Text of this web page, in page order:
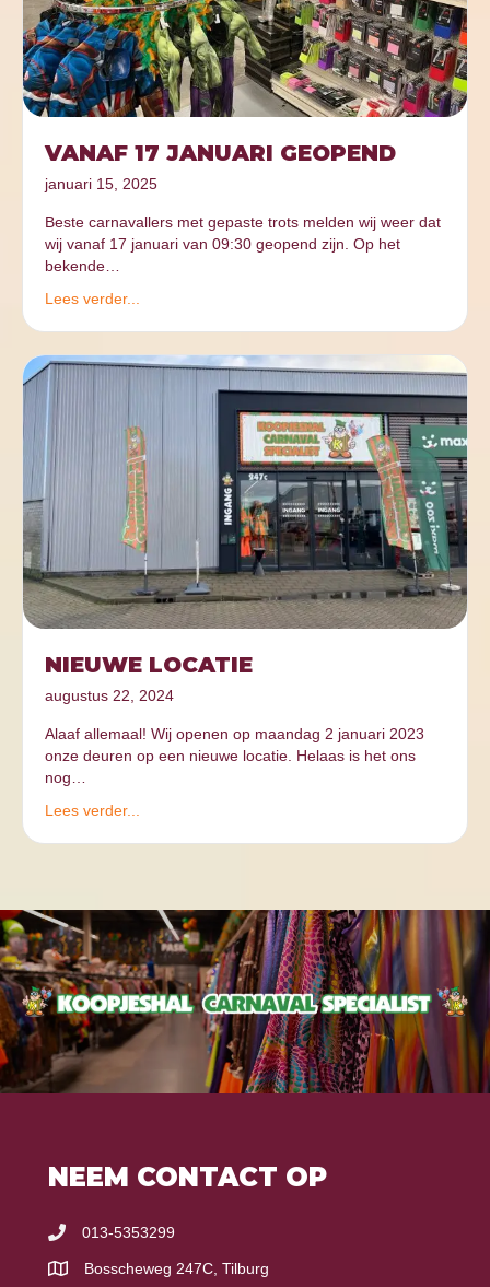
VANAF 17 JANUARI GEOPEND
januari 15, 2025
Beste carnavallers met gepaste trots melden wij weer dat
wij vanaf 17 januari van 09:30 geopend zijn. Op het
bekende…
Lees verder...
NIEUWE LOCATIE
augustus 22, 2024
Alaaf allemaal! Wij openen op maandag 2 januari 2023
onze deuren op een nieuwe locatie. Helaas is het ons
nog…
Lees verder...
NEEM CONTACT OP
013-5353299
Bosscheweg 247C, Tilburg